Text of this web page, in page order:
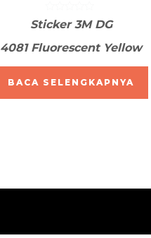
Dinilai
0
5
Sticker 3M DG
4081 Fluorescent Yellow
BACA SELENGKAPNYA